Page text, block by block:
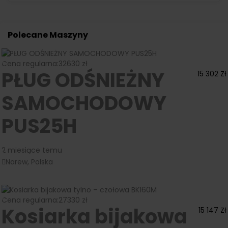
Polecane Maszyny
Cena regularna:32630 zł
15 302 Zł
PŁUG ODŚNIEŻNY
SAMOCHODOWY
PUS25H
2 miesiące temu
Narew, Polska
Cena regularna:27330 zł
15 147 Zł
Kosiarka bijakowa